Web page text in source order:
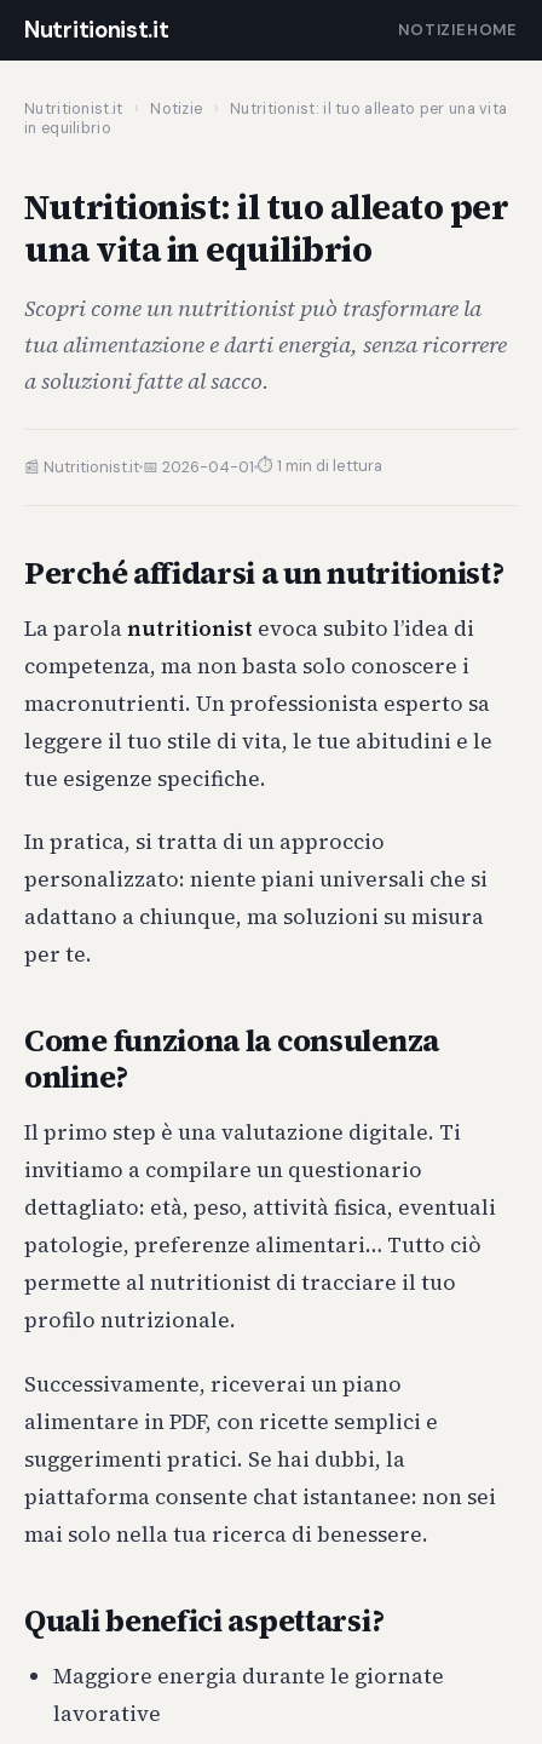
Nutritionist.it NOTIZIEHOME
Nutritionist.it › Notizie ›
Nutritionist: il tuo alleato per una vita
in equilibrio
Nutritionist: il tuo alleato per
una vita in equilibrio
Scopri come un nutritionist può trasformare la
tua alimentazione e darti energia, senza ricorrere
a soluzioni fatte al sacco.
📰 Nutritionist.it 📅 2026-04-01 ⏱ 1 min di lettura
Perché affidarsi a un nutritionist?
La parolanutritionist evoca subito l’idea di
competenza, ma non basta solo conoscere i
macronutrienti. Un professionista esperto sa
leggere il tuo stile di vita, le tue abitudini e le
tue esigenze specifiche.
In pratica, si tratta di un approccio
personalizzato: niente piani universali che si
adattano a chiunque, ma soluzioni su misura
per te.
Come funziona la consulenza
online?
Il primo step è una valutazione digitale. Ti
invitiamo a compilare un questionario
dettagliato: età, peso, attività fisica, eventuali
patologie, preferenze alimentari… Tutto ciò
permette al nutritionist di tracciare il tuo
profilo nutrizionale.
Successivamente, riceverai un piano
alimentare in PDF, con ricette semplici e
suggerimenti pratici. Se hai dubbi, la
piattaforma consente chat istantanee: non sei
mai solo nella tua ricerca di benessere.
Quali benefici aspettarsi?
Maggiore energia durante le giornate
lavorative